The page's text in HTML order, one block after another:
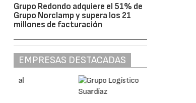
Grupo Redondo adquiere el 51% de
Grupo Norclamp y supera los 21
millones de facturación
EMPRESAS DESTACADAS